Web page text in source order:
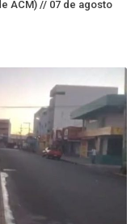
ACM) // 07 de agosto